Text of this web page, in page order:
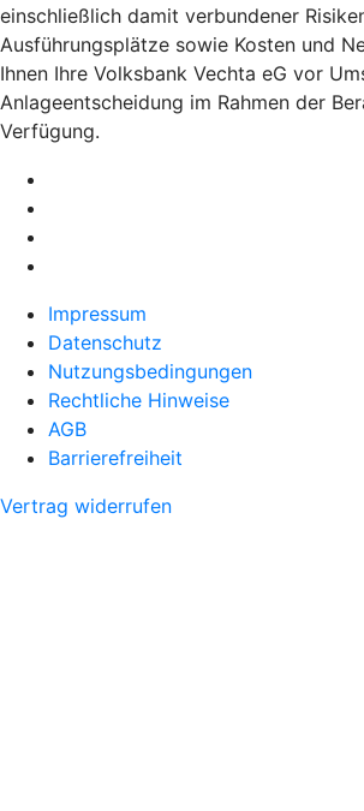
einschließlich damit verbundener
Ausführungsplätze sowie Kosten und
Ihnen Ihre Volksbank Vechta eG vor
Anlageentscheidung im Rahmen der
Verfügung.
Impressum
Datenschutz
Nutzungsbedingungen
Rechtliche Hinweise
AGB
Barrierefreiheit
Vertrag widerrufen